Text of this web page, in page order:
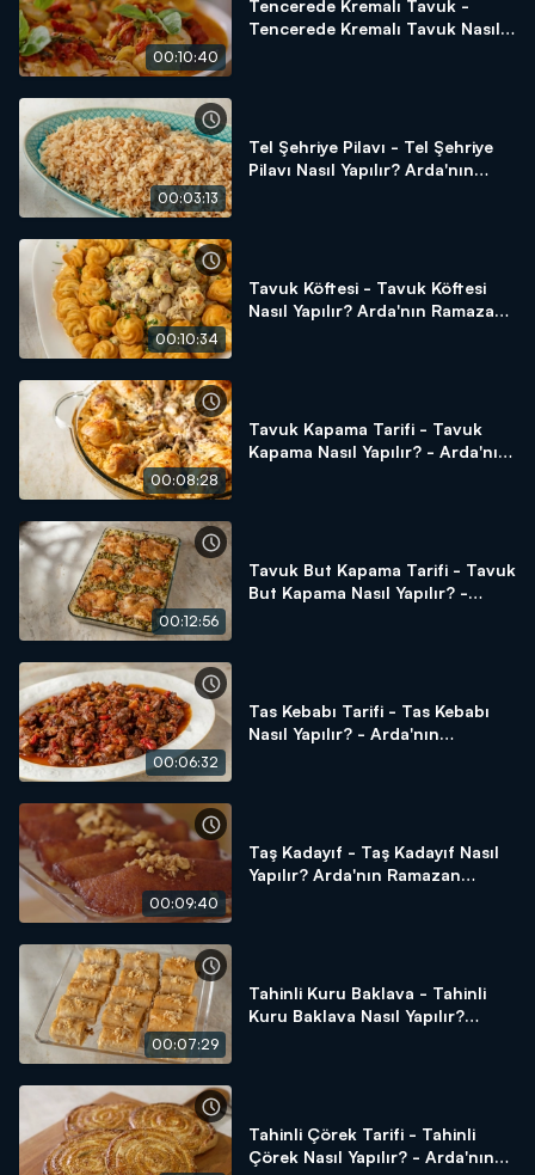
00:10:40
Tencerede Kremalı Tavuk -
Tencerede Kremalı Tavuk Nasıl
00:03:13
Tel Şehriye Pilavı - Tel Şehriye
Pilavı Nasıl Yapılır? Arda'nın
00:10:34
Tavuk Köftesi - Tavuk Köftesi
Nasıl Yapılır? Arda'nın Ramazan
00:08:28
Tavuk Kapama Tarifi - Tavuk
Kapama Nasıl Yapılır? - Arda'nın
00:12:56
Tavuk But Kapama Tarifi - Tavuk
But Kapama Nasıl Yapılır? -
00:06:32
Tas Kebabı Tarifi - Tas Kebabı
Nasıl Yapılır? - Arda'nın
00:09:40
Taş Kadayıf - Taş Kadayıf Nasıl
Yapılır? Arda'nın Ramazan
00:07:29
Tahinli Kuru Baklava - Tahinli
Kuru Baklava Nasıl Yapılır?
Tahinli Çörek Tarifi - Tahinli
Çörek Nasıl Yapılır? - Arda'nın